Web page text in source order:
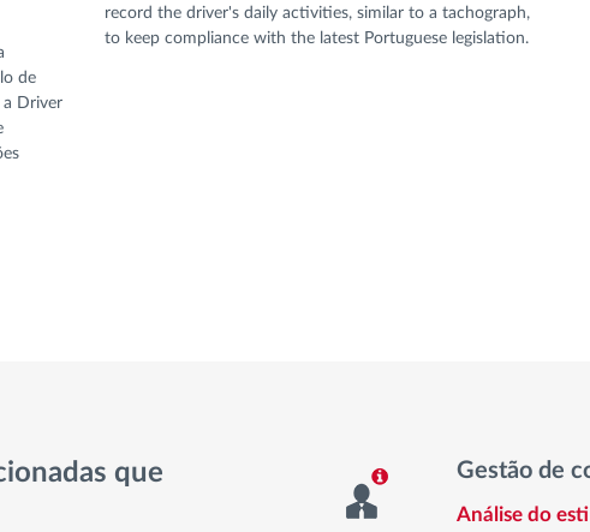
de
a Driver
record the driver's daily activities, similar to a tachograph,
to keep compliance with the latest Portuguese legislation.
que
Gestão de
Análise do